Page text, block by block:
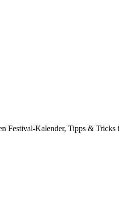
Festival-Kalender, Tipps & Tricks